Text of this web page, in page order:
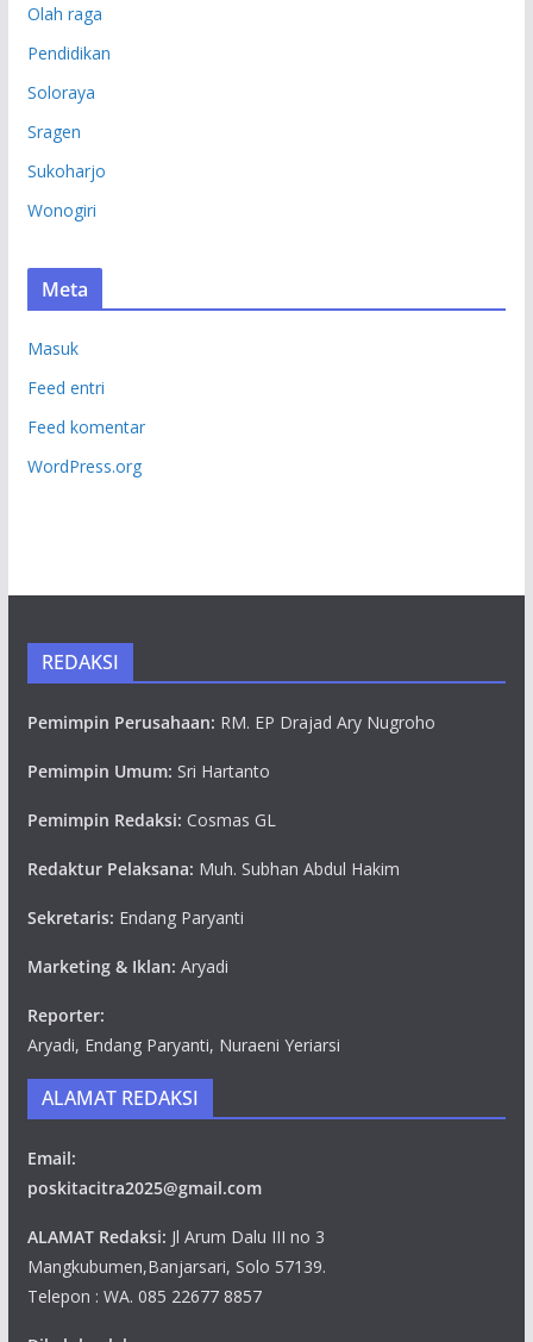
Olah raga
Pendidikan
Soloraya
Sragen
Sukoharjo
Wonogiri
Meta
Masuk
Feed entri
Feed komentar
WordPress.org
REDAKSI
Pemimpin Perusahaan: RM. EP Drajad Ary Nugroho
Pemimpin Umum: Sri Hartanto
Pemimpin Redaksi: Cosmas GL
Redaktur Pelaksana: Muh. Subhan Abdul Hakim
Sekretaris: Endang Paryanti
Marketing & Iklan: Aryadi
Reporter:
Aryadi, Endang Paryanti, Nuraeni Yeriarsi
ALAMAT REDAKSI
Email:
poskitacitra2025@gmail.com
ALAMAT Redaksi: Jl Arum Dalu III no 3
Mangkubumen,Banjarsari, Solo 57139.
Telepon : WA. 085 22677 8857